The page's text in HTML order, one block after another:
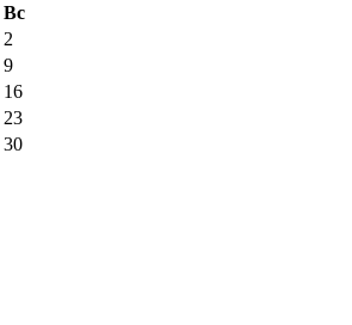
Вс
2
9
16
23
30